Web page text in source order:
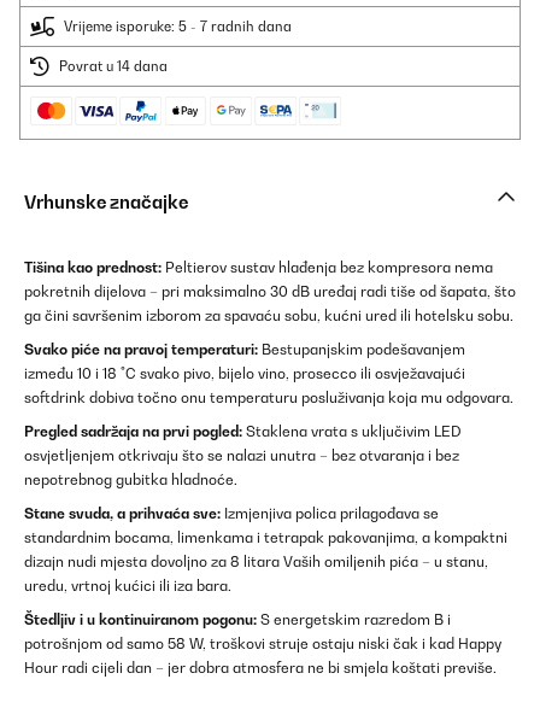
Vrijeme isporuke: 5 - 7 radnih dana
Povrat u 14 dana
Vrhunske značajke
Tišina kao prednost: Peltierov sustav hlađenja bez kompresora nema
pokretnih dijelova – pri maksimalno 30 dB uređaj radi tiše od šapata, što
ga čini savršenim izborom za spavaću sobu, kućni ured ili hotelsku sobu.
Svako piće na pravoj temperaturi: Bestupanjskim podešavanjem
između 10 i 18 °C svako pivo, bijelo vino, prosecco ili osvježavajući
softdrink dobiva točno onu temperaturu posluživanja koja mu odgovara.
Pregled sadržaja na prvi pogled: Staklena vrata s uključivim LED
osvjetljenjem otkrivaju što se nalazi unutra – bez otvaranja i bez
nepotrebnog gubitka hladnoće.
Stane svuda, a prihvaća sve: Izmjenjiva polica prilagođava se
standardnim bocama, limenkama i tetrapak pakovanjima, a kompaktni
dizajn nudi mjesta dovoljno za 8 litara Vaših omiljenih pića – u stanu,
uredu, vrtnoj kućici ili iza bara.
Štedljiv i u kontinuiranom pogonu: S energetskim razredom B i
potrošnjom od samo 58 W, troškovi struje ostaju niski čak i kad Happy
Hour radi cijeli dan – jer dobra atmosfera ne bi smjela koštati previše.